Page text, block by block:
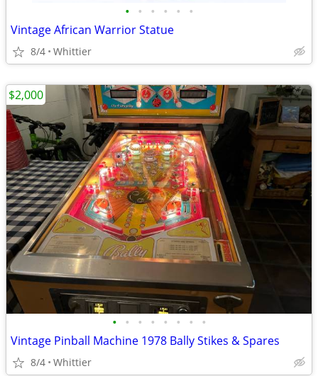
• • • • • •
Vintage African Warrior Statue
8/4 Whittier
• • • • • • • •
Vintage Pinball Machine 1978 Bally Stikes & Spares
8/4 Whittier
$2,000